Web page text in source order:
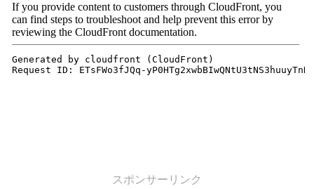
スポンサーリンク